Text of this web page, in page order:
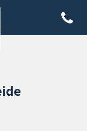
Tierklinik
Open